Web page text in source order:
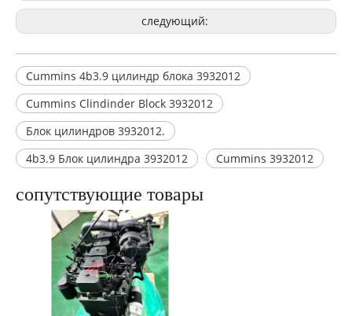
следующий:
Cummins 4b3.9 цилиндр блока 3932012
Cummins Clindinder Block 3932012
Блок цилиндров 3932012.
4b3.9 Блок цилиндра 3932012
Cummins 3932012
сопутствующие товары